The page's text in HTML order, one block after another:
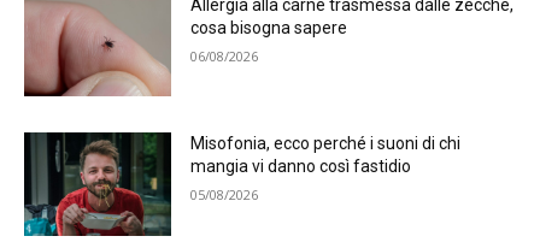
Allergia alla carne trasmessa dalle zecche,
cosa bisogna sapere
06/08/2026
Misofonia, ecco perché i suoni di chi
mangia vi danno così fastidio
05/08/2026